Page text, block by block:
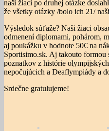
naši žiaci po druhej otázke
že všetky otázky /bolo ich 21/
Výsledok súťaže? Naši žiaci
odmenení diplomami, pohárom,
aj poukážku v hodnote 50€ na
Sportisimo.sk. Aj takouto formou
poznatkov z histórie
nepočujúcich a Deaflympiády a
Srdečne gratulujeme!